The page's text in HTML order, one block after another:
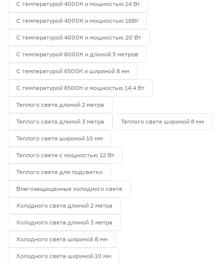
С температурой 4000К и мощностью 14 Вт
С температурой 4000К и мощностью 16Вт
С температурой 4000К и мощностью 20 Вт
С температурой 6000К и длиной 5 метров
С температурой 6500К и шириной 8 мм
С температурой 6500К и мощностью 14.4 Вт
Теплого света длиной 2 метра
Теплого света длиной 3 метра Теплого света шириной 8 мм
Теплого света шириной 10 мм
Теплого света с мощностью 12 Вт
Теплого света для подсветки
Влагозащищенные холодного света
Холодного света длиной 2 метра
Холодного света длиной 3 метра
Холодного света шириной 8 мм
Холодного света шириной 10 мм